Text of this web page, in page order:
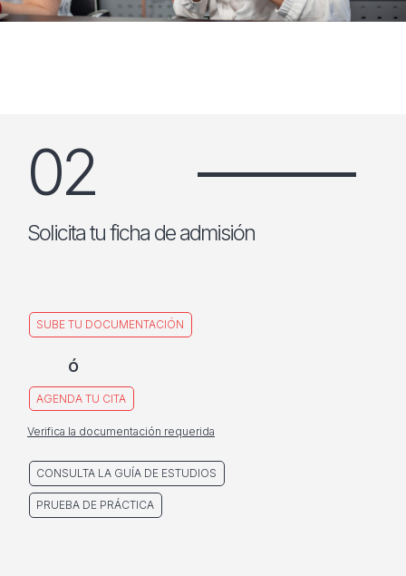
02
Solicita tu ficha de admisión
SUBE TU DOCUMENTACIÓN
ó
AGENDA TU CITA
Verifica la documentación requerida
CONSULTA LA GUÍA DE ESTUDIOS
PRUEBA DE PRÁCTICA